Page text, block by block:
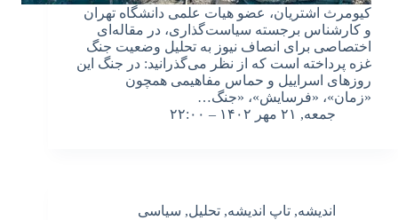
کیومرث اشتریان، عضو هیات علمی دانشگاه تهران
و کارشناس برجسته سیاست‌گذاری، در مقاله‌ای
اختصاصی برای انصاف نیوز به تحلیل وضعیت جنگ
غزه پرداخته است که از نظر می‌گذرانید: در جنگ این
روزهای اسراییل و حماس مفاهیمی همچون
«زمان»، «فرسایش»، «جنگ…
جمعه, ۲۱ مهر ۱۴۰۲ – ۲۲:۰۰
اندیشه, تاپ اندیشه, تحلیل, سیاسی